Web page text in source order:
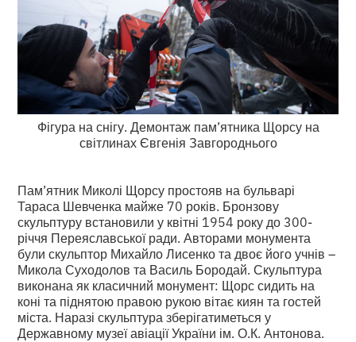
Фігура на снігу. Демонтаж пам’ятника Щорсу на
світлинах Євгенія Завгороднього
Пам’ятник Миколі Щорсу простояв на бульварі
Тараса Шевченка майже 70 років. Бронзову
скульптуру встановили у квітні 1954 року до 300-
річчя Переяславської ради. Авторами монумента
були скульптор Михайло Лисенко та двоє його учнів –
Микола Суходолов та Василь Бородай. Скульптура
виконана як класичний монумент: Щорс сидить на
коні та піднятою правою рукою вітає киян та гостей
міста. Наразі скульптура зберігатиметься у
Державному музеї авіації України ім. О.К. Антонова.